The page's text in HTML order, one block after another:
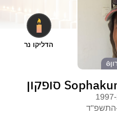
הדליקו נר
התשפ"ד